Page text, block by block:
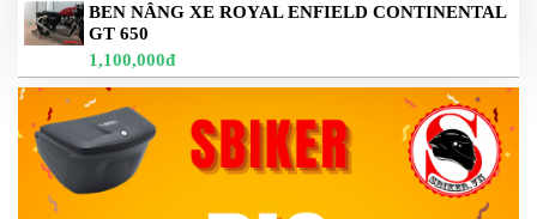
BEN NÂNG XE ROYAL ENFIELD CONTINENTAL
GT 650
1,100,000đ